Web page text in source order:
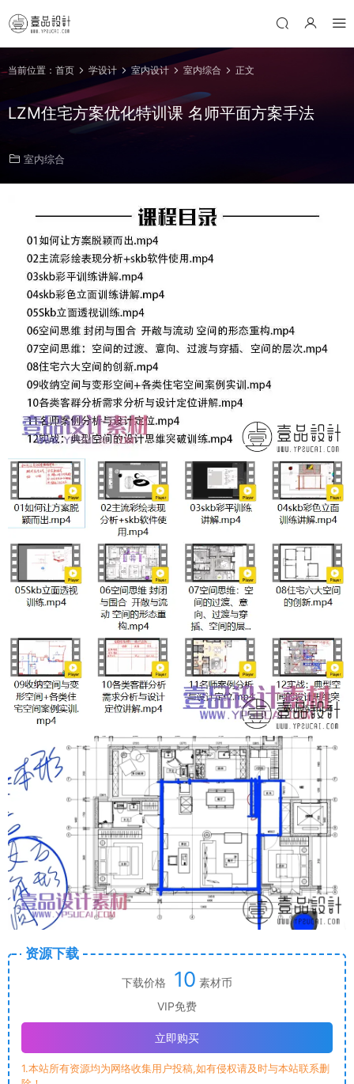
当前位置： 首页 学设计 室内设计 室内综合 正文
LZM住宅方案优化特训课 名师平面方案手法
室内综合
资源下载
下载价格 10 素材币
VIP免费
立即购买
1.本站所有资源均为网络收集用户投稿,如有侵权请及时与本站联系删